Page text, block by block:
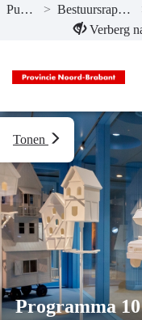
Naar hoofdinhoud
Publicaties > Bestuursrapportage II-2022
Verberg
Programma
Tonen